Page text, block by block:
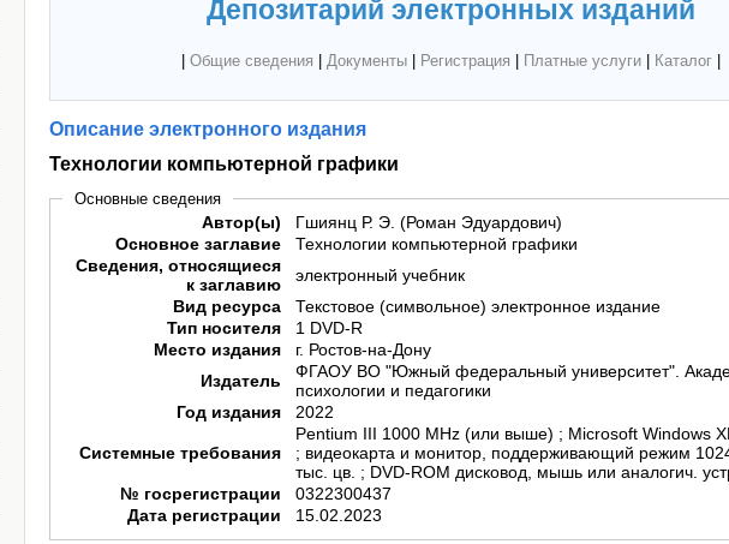
Депозитарий электронных изданий
Общие сведения Документы| Регистрация Платные услуги| Каталог|
Описание электронного издания
Технологии компьютерной графики
Основные сведения
Автор(ы)
Гшиянц Р. Э. (Роман Эдуардович)
Основное заглавие
Технологии компьютерной графики
Сведения, относящиеся
к заглавию
электронный учебник
Вид ресурса
Текстовое (символьное) электронное издание
Тип носителя
1 DVD-R
Место издания
г. Ростов-на-Дону
Издатель
ФГАОУ ВО "Южный федеральный университет".
психологии и педагогики
Год издания
2022
Системные требования
Pentium III 1000 MHz (или выше) ; Microsoft Windows
; видеокарта и монитор, поддерживающий режим
тыс. цв. ; DVD-ROM дисковод, мышь или аналогич.
№ госрегистрации
0322300437
Дата регистрации
15.02.2023